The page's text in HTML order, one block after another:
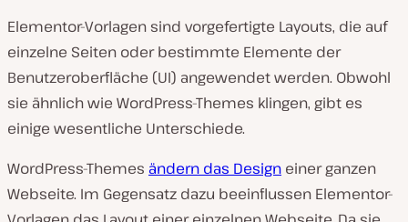
Elementor-Vorlagen sind vorgefertigte Layouts, die auf
einzelne Seiten oder bestimmte Elemente der
Benutzeroberfläche (UI) angewendet werden. Obwohl
sie ähnlich wie WordPress-Themes klingen, gibt es
einige wesentliche Unterschiede.
WordPress-Themes ändern das Design einer ganzen
Webseite. Im Gegensatz dazu beeinflussen Elementor-